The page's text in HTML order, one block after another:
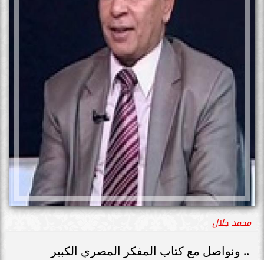
محمد جلال
.. ونواصل مع كتاب المفكر المصري الكبير